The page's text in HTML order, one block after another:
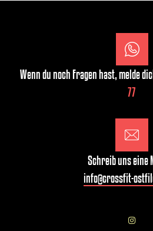
Wenn du noch Fragen hast, melde
77
Schreib uns eine
info@crossfit-